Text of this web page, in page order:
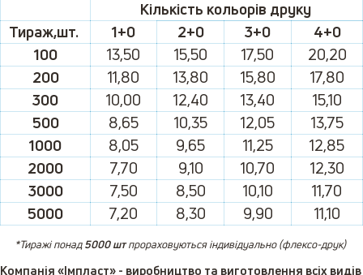
Кількість кольорів друку
Тираж,шт.
1+0 2+0 3+0
4+0
100
13,50 15,50 17,50
20,20
200
11,80 13,80 15,80
17,80
300
10,00 12,40 13,40
15,10
500
8,65 10,35 12,05
13,75
1000
8,05 9,65 11,25
12,85
2000
7,70 9,10 10,70
12,30
3000
7,50 8,50 10,10
11,70
5000
7,20 8,30 9,90 11,10
*Тиражі понад5000 штпрораховуються індивідуально (флексо-друк)
Компанія «Імпласт» - виробництво та виготовлення всіх видів